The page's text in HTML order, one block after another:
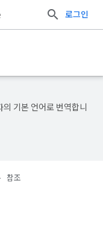
로그인
기본 언어로 번역합니
참조